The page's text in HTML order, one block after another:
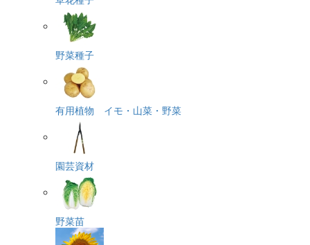
野菜種子
有用植物 イモ・山菜・野菜
園芸資材
野菜苗